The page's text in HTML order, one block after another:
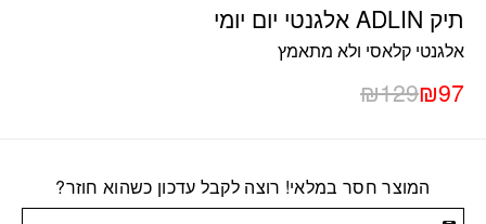
תיק ADLIN אלגנטי יום יומי
אלגנטי קלאסי ולא מתאמץ
₪129₪97
המוצר חסר במלאי! רוצה לקבל עדכון כשהוא חוזר?